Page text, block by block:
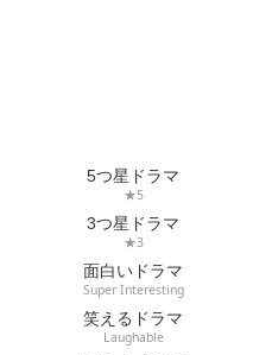
5つ星ドラマ
★5
3つ星ドラマ
★3
面白いドラマ
Super Interesting
笑えるドラマ
Laughable